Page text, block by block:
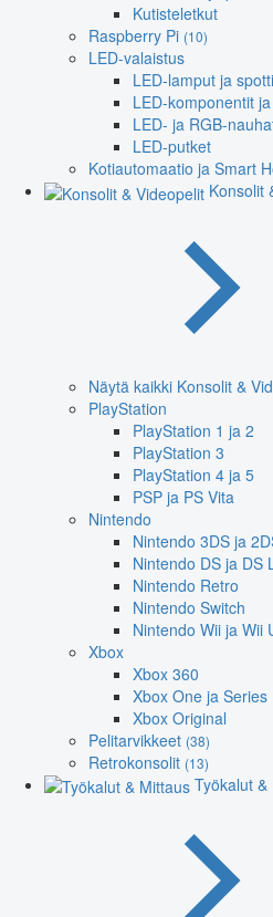
Kutisteletkut
Raspberry Pi (10)
LED-valaistus
LED-lamput ja
LED-komponentit
LED- ja RGB-
LED-putket
Kotiautomaatio ja Smart
Konsolit
Näytä kaikki Konsolit &
PlayStation
PlayStation 1 ja 2
PlayStation 3
PlayStation 4 ja 5
PSP ja PS Vita
Nintendo
Nintendo 3DS ja
Nintendo DS ja DS
Nintendo Retro
Nintendo Switch
Nintendo Wii ja Wii
Xbox
Xbox 360
Xbox One ja Series
Xbox Original
Pelitarvikkeet (38)
Retrokonsolit (13)
Työkalut &